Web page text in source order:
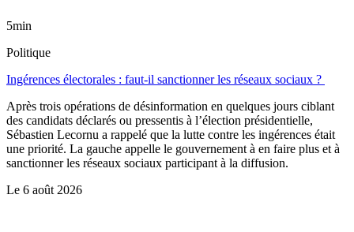
5min
Politique
Ingérences électorales : faut-il sanctionner les réseaux sociaux ?
Après trois opérations de désinformation en quelques jours ciblant
des candidats déclarés ou pressentis à l’élection présidentielle,
Sébastien Lecornu a rappelé que la lutte contre les ingérences était
une priorité. La gauche appelle le gouvernement à en faire plus et à
sanctionner les réseaux sociaux participant à la diffusion.
Le 6 août 2026